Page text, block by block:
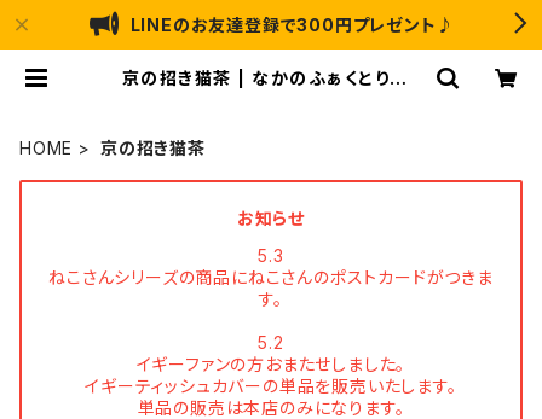
LINEのお友達登録で300円プレゼント♪
京の招き猫茶 | なかのふぁくとりーL
HOME
京の招き猫茶
お知らせ
5.3
ねこさんシリーズの商品にねこさんのポストカードがつきま
す。
5.2
イギーファンの方おまたせしました。
イギーティッシュカバーの単品を販売いたします。
単品の販売は本店のみになります。